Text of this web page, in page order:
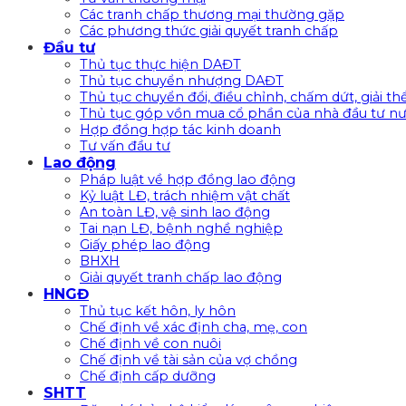
Các tranh chấp thương mại thường gặp
Các phương thức giải quyết tranh chấp
Đầu tư
Thủ tục thực hiện DAĐT
Thủ tục chuyển nhượng DAĐT
Thủ tục chuyển đổi, điều chỉnh, chấm dứt, giải
Thủ tục góp vồn mua cổ phần của nhà đầu tư
Hợp đồng hợp tác kinh doanh
Tư vấn đầu tư
Lao động
Pháp luật về hợp đồng lao động
Kỷ luật LĐ, trách nhiệm vật chất
An toàn LĐ, vệ sinh lao động
Tai nạn LĐ, bệnh nghề nghiệp
Giấy phép lao động
BHXH
Giải quyết tranh chấp lao động
HNGĐ
Thủ tục kết hôn, ly hôn
Chế định về xác định cha, mẹ, con
Chế định về con nuôi
Chế định về tài sản của vợ chồng
Chế định cấp dưỡng
SHTT